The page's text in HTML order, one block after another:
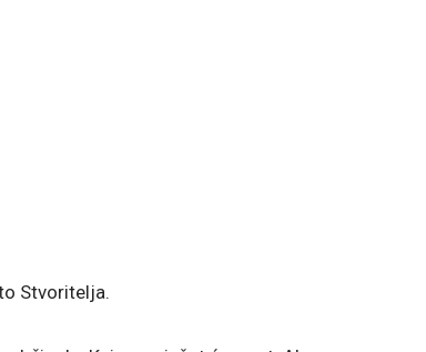
Stvoritelja.